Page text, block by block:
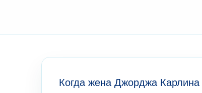
Когда жена Джорджа Карлина